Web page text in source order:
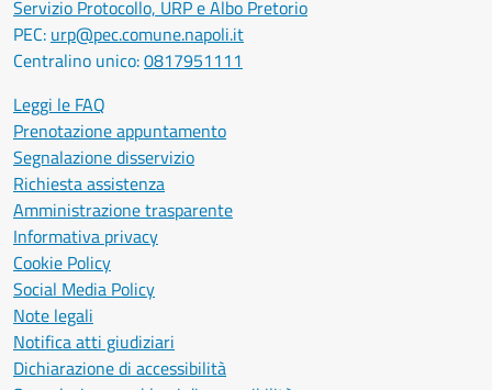
Servizio Protocollo, URP e Albo Pretorio
PEC: urp@pec.comune.napoli.it
Centralino unico:0817951111
Leggi le FAQ
Prenotazione appuntamento
Segnalazione disservizio
Richiesta assistenza
Amministrazione trasparente
Informativa privacy
Cookie Policy
Social Media Policy
Note legali
Notifica atti giudiziari
Dichiarazione di accessibilità